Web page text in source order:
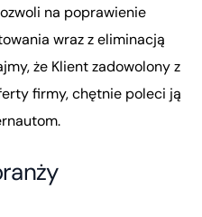
na poprawienie
wraz z eliminacją
że Klient zadowolony z
firmy, chętnie poleci ją